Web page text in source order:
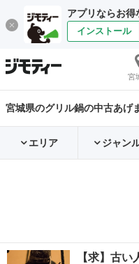
アプリならお得
インストール
宮
宮城県のグリル鍋の中古あげ
エリア ジャン
【求】古